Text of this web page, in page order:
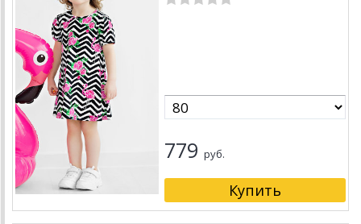
779 руб.